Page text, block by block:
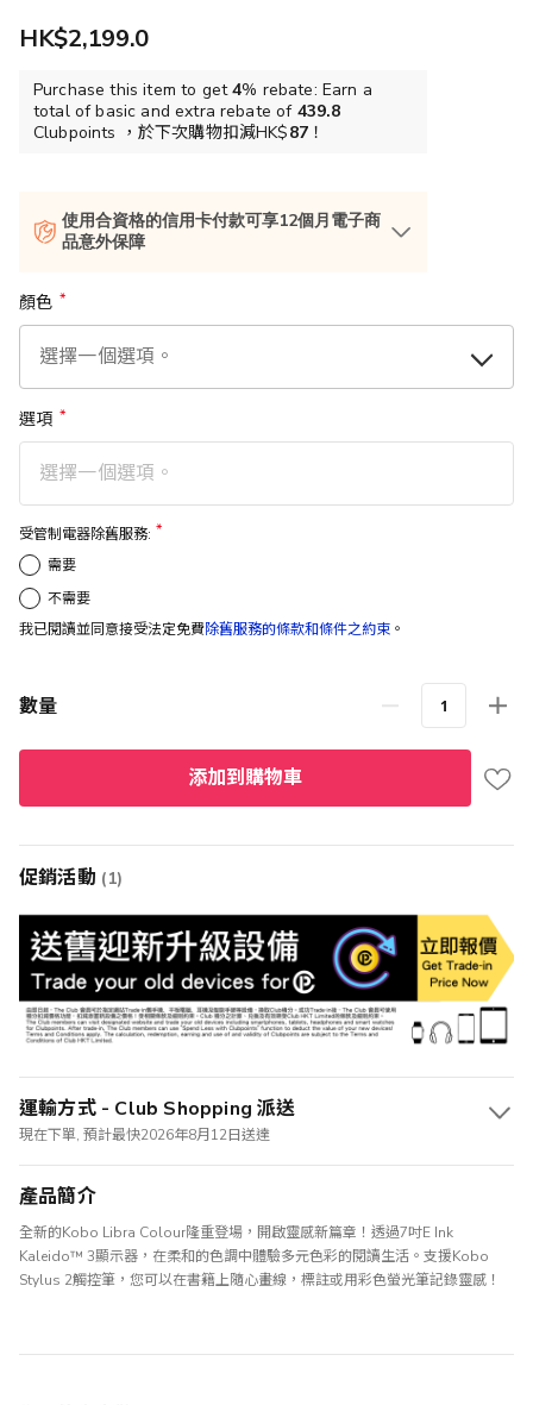
HK$2,199.0
Purchase this item to get4% rebate: Earn a
total of basic and extra rebate of 439.8
Clubpoints ，於下次購物扣減HK$87！
使用合資格的信用卡付款可享12個月電子商
品意外保障
顏色
選項
受管制電器除舊服務:
需要
不需要
我已閱讀並同意接受法定免費除舊服務的條款和條件之約束 。
數量
添加到購物車
促銷活動 (1)
運輸方式 - Club Shopping 派送
現在下單, 預計最快2026年8月12日送達
產品簡介
全新的Kobo Libra Colour隆重登場，開啟靈感新篇章！透過7吋E Ink
Kaleido™ 3顯示器，在柔和的色調中體驗多元色彩的閱讀生活。支援Kobo
Stylus 2觸控筆，您可以在書籍上隨心畫線，標註或用彩色螢光筆記錄靈感！